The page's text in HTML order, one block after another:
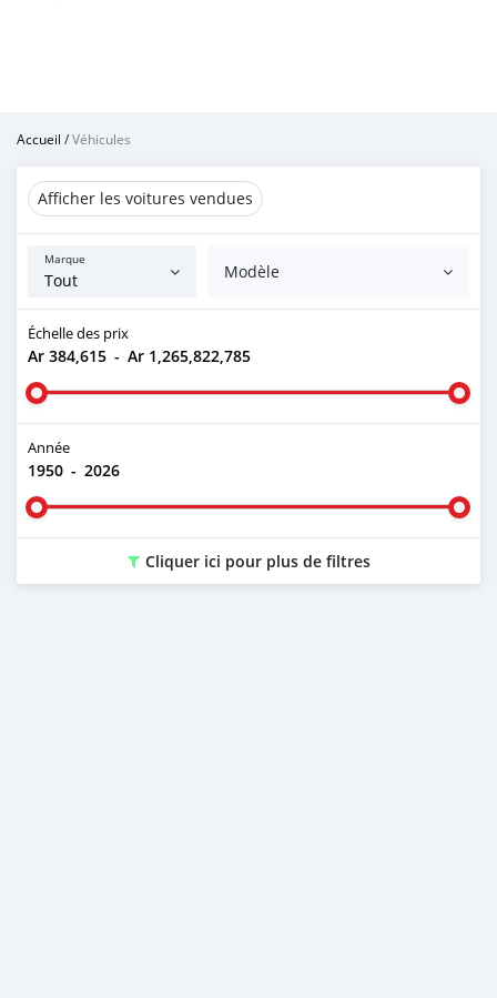
Accueil /Véhicules
Afficher les voitures vendues
Marque
Modèle
Échelle des prix
Ar 384,615 - Ar 1,265,822,785
Année
1950 - 2026
Cliquer ici pour plus de filtres